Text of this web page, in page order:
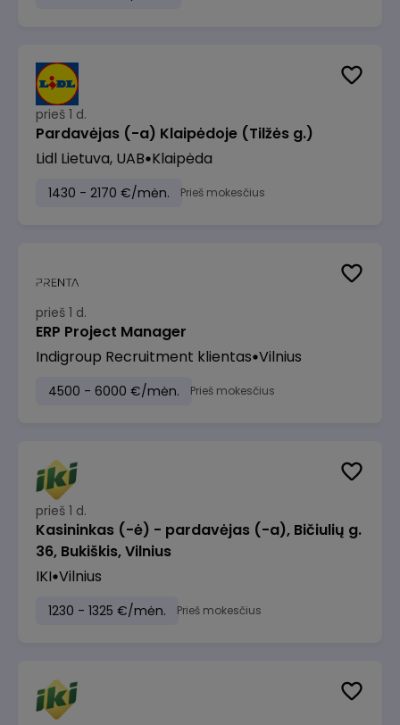
prieš 1 d.
Pardavėjas (-a) Klaipėdoje (Tilžės g.)
Lidl Lietuva, UAB Klaipėda
1430 - 2170 €/mėn. Prieš mokesčius
prieš 1 d.
ERP Project Manager
Indigroup Recruitment klientas Vilnius
4500 - 6000 €/mėn. Prieš mokesčius
prieš 1 d.
Kasininkas (-ė) - pardavėjas (-a), Bičiulių g.
36, Bukiškis, Vilnius
IKI Vilnius
1230 - 1325 €/mėn. Prieš mokesčius